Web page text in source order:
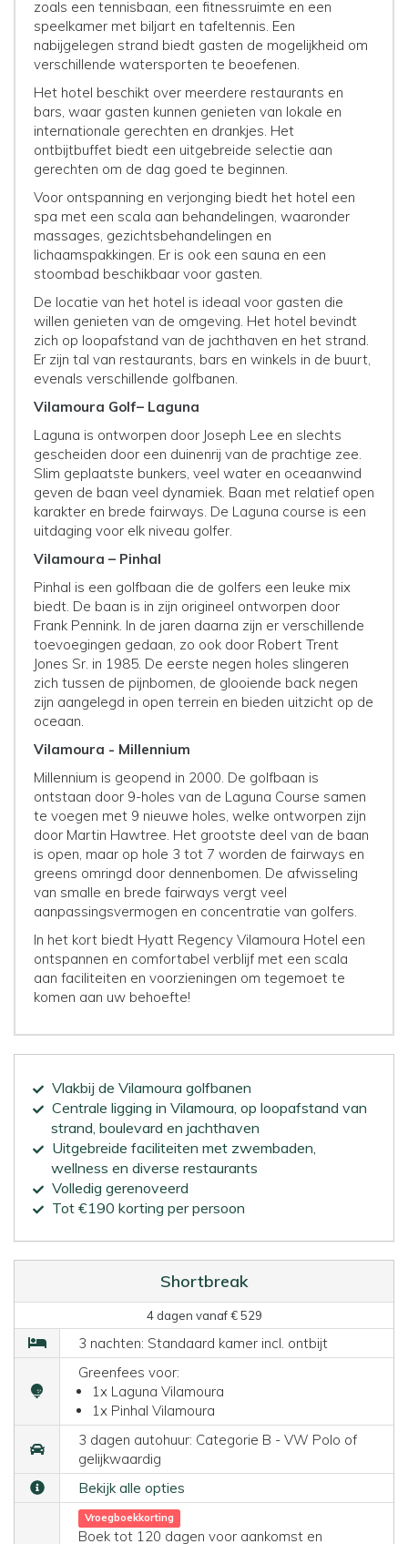
zoals een tennisbaan, een fitnessruimte en een
speelkamer met biljart en tafeltennis. Een
nabijgelegen strand biedt gasten de mogelijkheid om
verschillende watersporten te beoefenen.
Het hotel beschikt over meerdere restaurants en
bars, waar gasten kunnen genieten van lokale en
internationale gerechten en drankjes. Het
ontbijtbuffet biedt een uitgebreide selectie aan
gerechten om de dag goed te beginnen.
Voor ontspanning en verjonging biedt het hotel een
spa met een scala aan behandelingen, waaronder
massages, gezichtsbehandelingen en
lichaamspakkingen. Er is ook een sauna en een
stoombad beschikbaar voor gasten.
De locatie van het hotel is ideaal voor gasten die
willen genieten van de omgeving. Het hotel bevindt
zich op loopafstand van de jachthaven en het strand.
Er zijn tal van restaurants, bars en winkels in de buurt,
evenals verschillende golfbanen.
Vilamoura Golf– Laguna
Laguna is ontworpen door Joseph Lee en slechts
gescheiden door een duinenrij van de prachtige zee.
Slim geplaatste bunkers, veel water en oceaanwind
geven de baan veel dynamiek. Baan met relatief open
karakter en brede fairways. De Laguna course is een
uitdaging voor elk niveau golfer.
Vilamoura – Pinhal
Pinhal is een golfbaan die de golfers een leuke mix
biedt. De baan is in zijn origineel ontworpen door
Frank Pennink. In de jaren daarna zijn er verschillende
toevoegingen gedaan, zo ook door Robert Trent
Jones Sr. in 1985. De eerste negen holes slingeren
zich tussen de pijnbomen, de glooiende back negen
zijn aangelegd in open terrein en bieden uitzicht op de
oceaan.
Vilamoura - Millennium
Millennium is geopend in 2000. De golfbaan is
ontstaan door 9-holes van de Laguna Course samen
te voegen met 9 nieuwe holes, welke ontworpen zijn
door Martin Hawtree. Het grootste deel van de baan
is open, maar op hole 3 tot 7 worden de fairways en
greens omringd door dennenbomen. De afwisseling
van smalle en brede fairways vergt veel
aanpassingsvermogen en concentratie van golfers.
In het kort biedt Hyatt Regency Vilamoura Hotel een
ontspannen en comfortabel verblijf met een scala
aan faciliteiten en voorzieningen om tegemoet te
komen aan uw behoefte!
Vlakbij de Vilamoura golfbanen
Centrale ligging in Vilamoura, op loopafstand van
strand, boulevard en jachthaven
Uitgebreide faciliteiten met zwembaden,
wellness en diverse restaurants
Volledig gerenoveerd
Tot €190 korting per persoon
Shortbreak
4 dagen vanaf € 529
3 nachten: Standaard kamer incl. ontbijt
Greenfees voor:
1x Laguna Vilamoura
1x Pinhal Vilamoura
3 dagen autohuur: Categorie B - VW Polo of
gelijkwaardig
Bekijk alle opties
Vroegboekkorting
Boek tot 120 dagen voor aankomst en